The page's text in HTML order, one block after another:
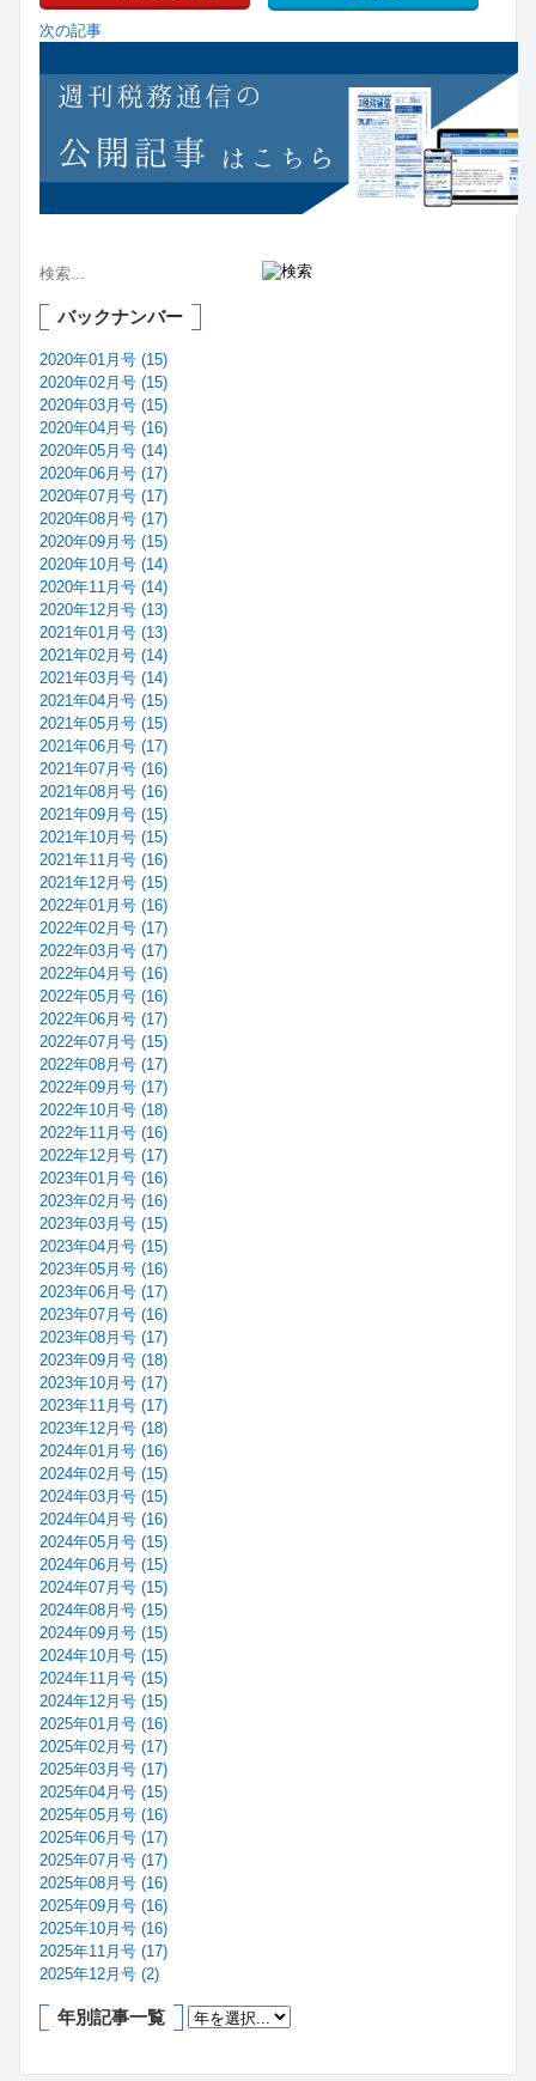
次の記事
バックナンバー
2020年01月号 (15)
2020年02月号 (15)
2020年03月号 (15)
2020年04月号 (16)
2020年05月号 (14)
2020年06月号 (17)
2020年07月号 (17)
2020年08月号 (17)
2020年09月号 (15)
2020年10月号 (14)
2020年11月号 (14)
2020年12月号 (13)
2021年01月号 (13)
2021年02月号 (14)
2021年03月号 (14)
2021年04月号 (15)
2021年05月号 (15)
2021年06月号 (17)
2021年07月号 (16)
2021年08月号 (16)
2021年09月号 (15)
2021年10月号 (15)
2021年11月号 (16)
2021年12月号 (15)
2022年01月号 (16)
2022年02月号 (17)
2022年03月号 (17)
2022年04月号 (16)
2022年05月号 (16)
2022年06月号 (17)
2022年07月号 (15)
2022年08月号 (17)
2022年09月号 (17)
2022年10月号 (18)
2022年11月号 (16)
2022年12月号 (17)
2023年01月号 (16)
2023年02月号 (16)
2023年03月号 (15)
2023年04月号 (15)
2023年05月号 (16)
2023年06月号 (17)
2023年07月号 (16)
2023年08月号 (17)
2023年09月号 (18)
2023年10月号 (17)
2023年11月号 (17)
2023年12月号 (18)
2024年01月号 (16)
2024年02月号 (15)
2024年03月号 (15)
2024年04月号 (16)
2024年05月号 (15)
2024年06月号 (15)
2024年07月号 (15)
2024年08月号 (15)
2024年09月号 (15)
2024年10月号 (15)
2024年11月号 (15)
2024年12月号 (15)
2025年01月号 (16)
2025年02月号 (17)
2025年03月号 (17)
2025年04月号 (15)
2025年05月号 (16)
2025年06月号 (17)
2025年07月号 (17)
2025年08月号 (16)
2025年09月号 (16)
2025年10月号 (16)
2025年11月号 (17)
2025年12月号 (2)
年別記事一覧